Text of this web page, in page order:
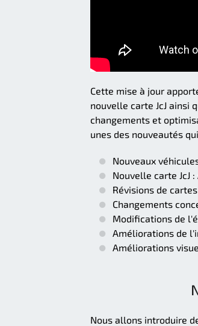
Cette mise à jour
nouvelle carte JcJ ainsi
changements et
unes des nouveautés
Nouveaux
Nouvelle carte JcJ :
Révisions de cartes
Changements
Modifications de
Améliorations de
Améliorations
Nous allons introduire